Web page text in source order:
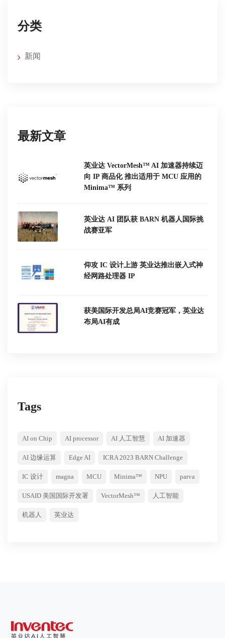
分类
新闻
最新文章
英业达 VectorMesh™ AI 加速器持续迈
向 IP 商品化 推出适用于 MCU 应用的
Minima™ 系列
英业达 AI 团队获 BARN 机器人国际挑
战赛亚军
仰攻 IC 设计上游 英业达推出嵌入式神
经网路处理器 IP
获美国际开发总局AI竞赛冠军，英业达
布局AI有成
Tags
AI on Chip AI processor AI 人工智慧 AI 加速器
AI 边缘运算 Edge AI ICRA 2023 BARN Challenge
IC 设计 magna MCU Minima™ NPU parva
USAID 美国国际开发署 VectorMesh™ 人工智能
机器人 英业达